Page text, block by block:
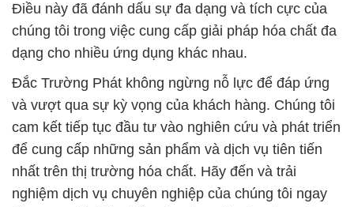
Điều này đã đánh dấu sự đa dạng và tích cực của
chúng tôi trong việc cung cấp giải pháp hóa chất đa
dạng cho nhiều ứng dụng khác nhau.
Đắc Trường Phát không ngừng nỗ lực để đáp ứng
và vượt qua sự kỳ vọng của khách hàng. Chúng tôi
cam kết tiếp tục đầu tư vào nghiên cứu và phát triển
để cung cấp những sản phẩm và dịch vụ tiên tiến
nhất trên thị trường hóa chất. Hãy đến và trải
nghiệm dịch vụ chuyên nghiệp của chúng tôi ngay